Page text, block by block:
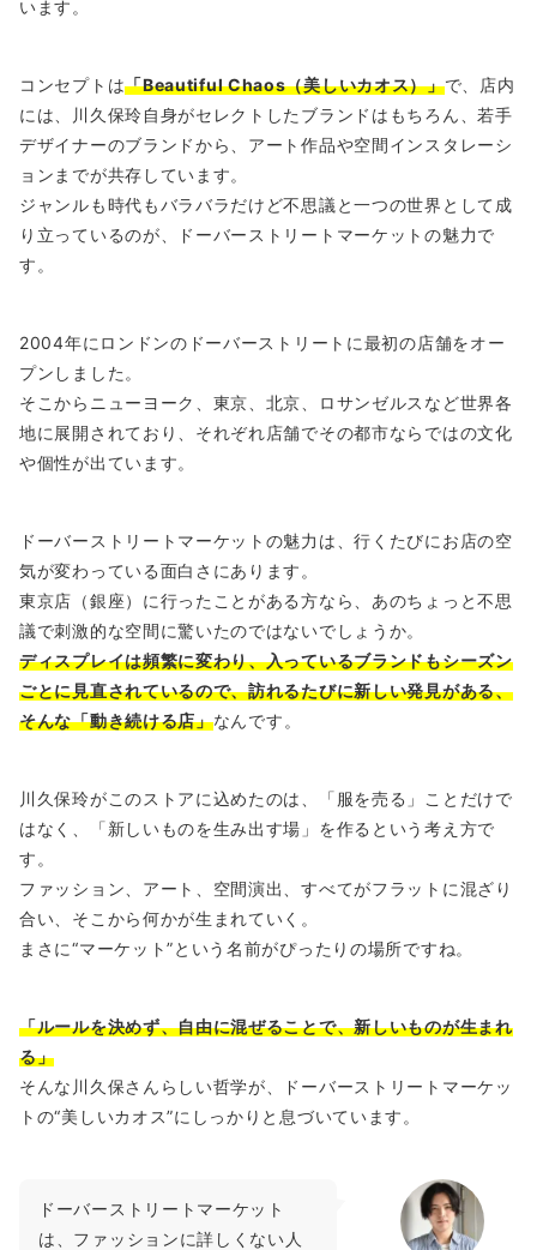
います。
コンセプトは「Beautiful Chaos（美しいカオス）」で、店内
には、川久保玲自身がセレクトしたブランドはもちろん、若手
デザイナーのブランドから、アート作品や空間インスタレーシ
ョンまでが共存しています。
ジャンルも時代もバラバラだけど不思議と一つの世界として成
り立っているのが、ドーバーストリートマーケットの魅力で
す。
2004年にロンドンのドーバーストリートに最初の店舗をオー
プンしました。
そこからニューヨーク、東京、北京、ロサンゼルスなど世界各
地に展開されており、それぞれ店舗でその都市ならではの文化
や個性が出ています。
ドーバーストリートマーケットの魅力は、行くたびにお店の空
気が変わっている面白さにあります。
東京店（銀座）に行ったことがある方なら、あのちょっと不思
議で刺激的な空間に驚いたのではないでしょうか。
ディスプレイは頻繁に変わり、入っているブランドもシーズン
ごとに見直されているので、訪れるたびに新しい発見がある、
そんな「動き続ける店」なんです。
川久保玲がこのストアに込めたのは、「服を売る」ことだけで
はなく、「新しいものを生み出す場」を作るという考え方で
す。
ファッション、アート、空間演出、すべてがフラットに混ざり
合い、そこから何かが生まれていく。
まさに“マーケット”という名前がぴったりの場所ですね。
「ルールを決めず、自由に混ぜることで、新しいものが生まれ
る」
そんな川久保さんらしい哲学が、ドーバーストリートマーケッ
トの“美しいカオス”にしっかりと息づいています。
ドーバーストリートマーケット
は、ファッションに詳しくない人